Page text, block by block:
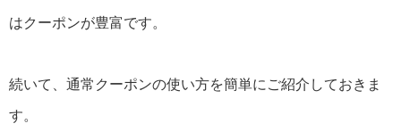
はクーポンが豊富です。
続いて、通常クーポンの使い方を簡単にご紹介しておきま
す。